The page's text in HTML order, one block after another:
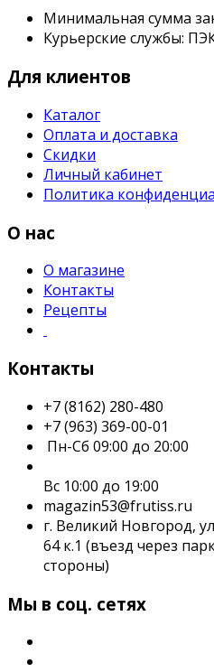
Минимальная сумма
Курьерские службы:
Для клиентов
Каталог
Оплата и доставка
Скидки
Личный кабинет
Политика
О нас
О магазине
Контакты
Рецепты
Контакты
+7 (8162) 280-480
+7 (963) 369-00-01
Пн-Сб 09:00 до 20:00
Вс 10:00 до 19:00
magazin53@frutiss.ru
г. Великий Новгород,
64 к.1 (въезд через
стороны)
Мы в соц. сетях